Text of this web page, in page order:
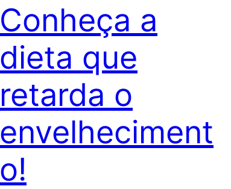
Conheça a
dieta que
retarda o
envelheciment
o!